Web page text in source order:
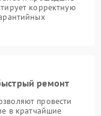
корректную
ремонт
провести
в кратчайшие